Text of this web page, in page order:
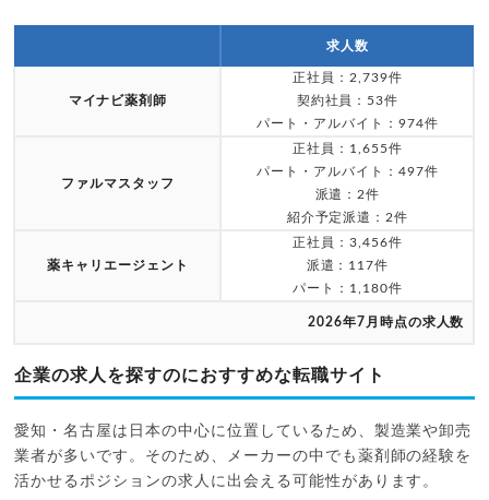
求人数
マイナビ薬剤師
正社員：2,739件
契約社員：53件
パート・アルバイト：974件
ファルマスタッフ
正社員：1,655件
パート・アルバイト：497件
派遣：2件
紹介予定派遣：2件
薬キャリエージェント
正社員：3,456件
派遣：117件
パート：1,180件
2026年7月時点の求人数
企業の求人を探すのにおすすめな転職サイト
愛知・名古屋は日本の中心に位置しているため、製造業や卸売
業者が多いです。そのため、メーカーの中でも薬剤師の経験を
活かせるポジションの求人に出会える可能性があります。